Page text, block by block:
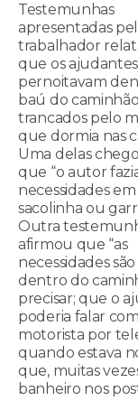
Testemunhas
apresentadas
trabalhador
que os ajudantes
pernoitavam
baú do
trancados pelo
que dormia nas
Uma delas
que “o autor
necessidades em
sacolinha ou
Outra
afirmou que “as
necessidades
dentro do
precisar; que o
poderia falar
motorista por
quando estava
que, muitas
banheiro nos